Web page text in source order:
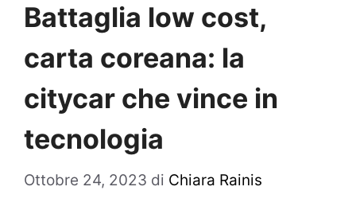
Battaglia low cost,
carta coreana: la
citycar che vince in
tecnologia
Ottobre 24, 2023 di Chiara Rainis